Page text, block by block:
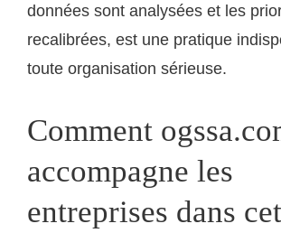
données sont analysées et les
recalibrées, est une pratique
toute organisation sérieuse.
Comment
accompagne les
entreprises dans